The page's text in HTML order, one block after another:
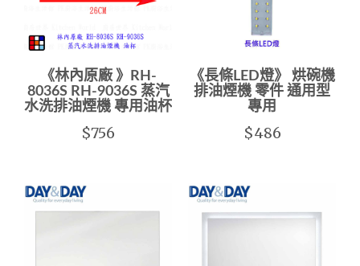
《林內原廠 》RH-
8036S RH-9036S 蒸汽
水洗排油煙機 專用油杯
$756
《長條LED燈》 烘碗機
排油煙機 零件 通用型
專用
$486